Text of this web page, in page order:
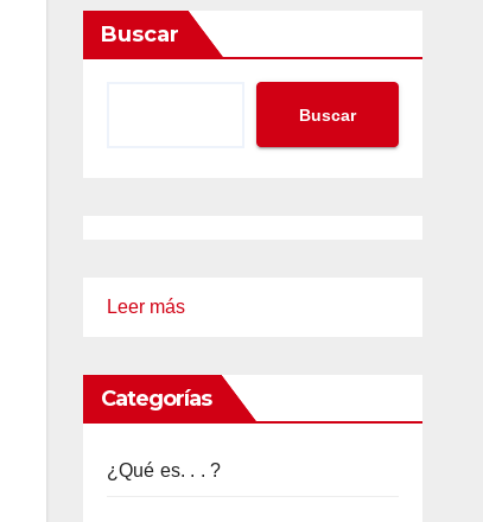
Buscar
Buscar
Leer más:
informa
ticos
utilizan
Categorías
¿Qué es. . . ?